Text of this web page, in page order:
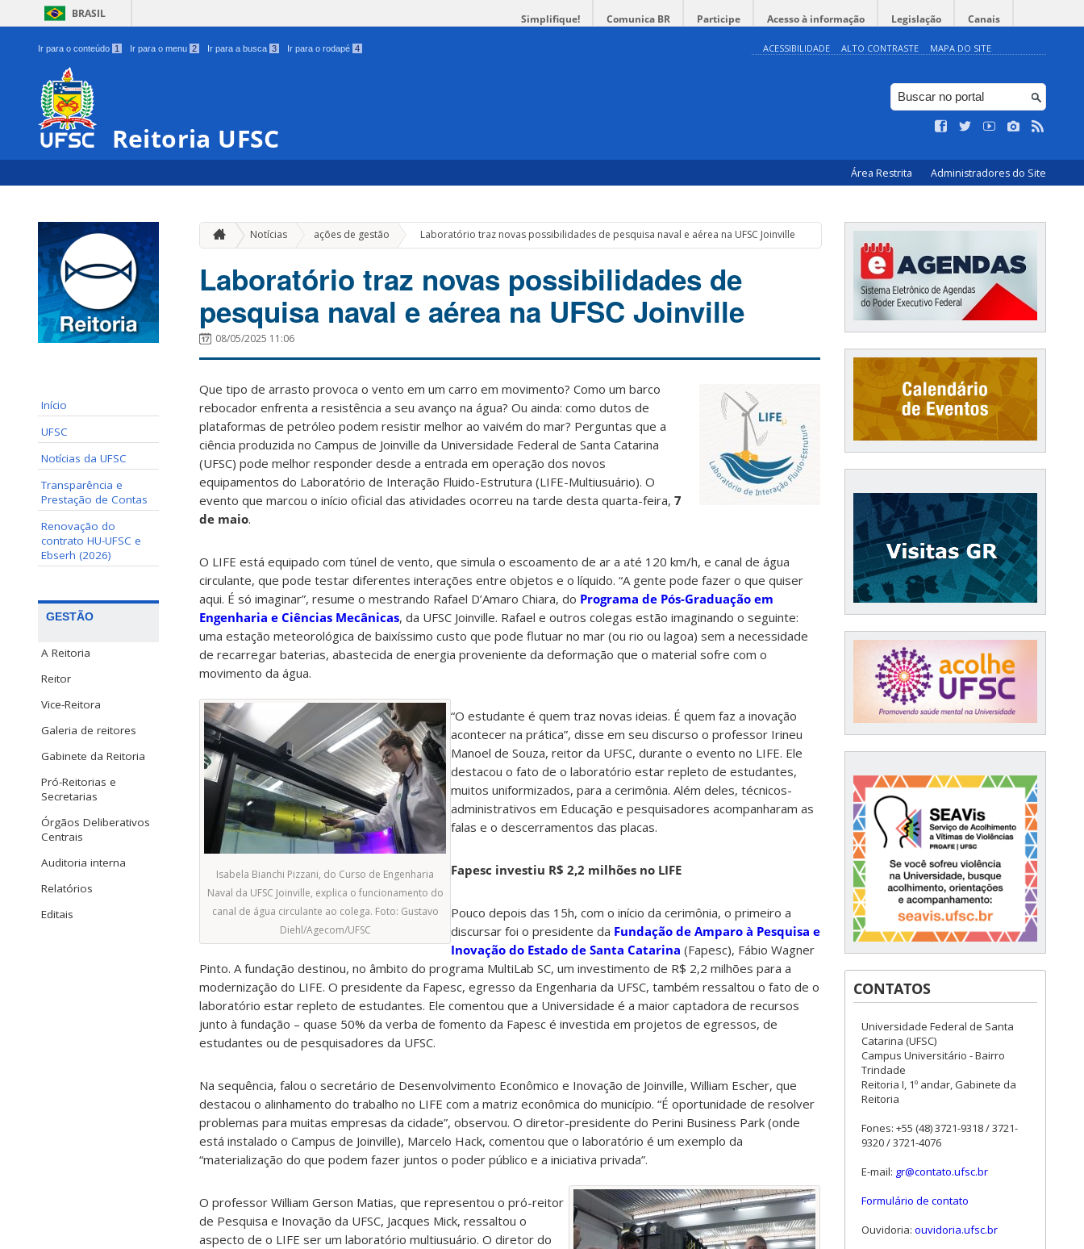
BRASIL Simplifique! Comunica BR Participe Acesso à informação Legislação Canais
Ir para o conteúdo 1 Ir para o menu 2 Ir para a busca 3 Ir para o rodapé 4 ACESSIBILIDADE ALTO CONTRASTE MAPA DO SITE
Reitoria UFSC
Área Restrita Administradores do Site
Início
UFSC
Notícias da UFSC
Transparência e
Prestação de Contas
Renovação do
contrato HU-UFSC e
Ebserh (2026)
GESTÃO
A Reitoria
Reitor
Vice-Reitora
Galeria de reitores
Gabinete da Reitoria
Pró-Reitorias e
Secretarias
Órgãos Deliberativos
Centrais
Auditoria interna
Relatórios
Editais
Notícias ações de gestão » Laboratório traz novas possibilidades de pesquisa naval e aérea na UFSC Joinville
Laboratório traz novas possibilidades de
pesquisa naval e aérea na UFSC Joinville
08/05/2025 11:06
Que tipo de arrasto provoca o vento em um carro em movimento? Como um barco
rebocador enfrenta a resistência a seu avanço na água? Ou ainda: como dutos de
plataformas de petróleo podem resistir melhor ao vaivém do mar? Perguntas que a
ciência produzida no Campus de Joinville da Universidade Federal de Santa Catarina
(UFSC) pode melhor responder desde a entrada em operação dos novos
equipamentos do Laboratório de Interação Fluido-Estrutura (LIFE-Multiusuário). O
evento que marcou o início oficial das atividades ocorreu na tarde desta quarta-feira, 7
de maio.
O LIFE está equipado com túnel de vento, que simula o escoamento de ar a até 120 km/h, e canal de água
circulante, que pode testar diferentes interações entre objetos e o líquido. “A gente pode fazer o que quiser
aqui. É só imaginar”, resume o mestrando Rafael D’Amaro Chiara, do Programa de Pós-Graduação em
Engenharia e Ciências Mecânicas, da UFSC Joinville. Rafael e outros colegas estão imaginando o seguinte:
uma estação meteorológica de baixíssimo custo que pode flutuar no mar (ou rio ou lagoa) sem a necessidade
de recarregar baterias, abastecida de energia proveniente da deformação que o material sofre com o
movimento da água.
Isabela Bianchi Pizzani, do Curso de Engenharia
Naval da UFSC Joinville, explica o funcionamento do
canal de água circulante ao colega. Foto: Gustavo
Diehl/Agecom/UFSC
“O estudante é quem traz novas ideias. É quem faz a inovação
acontecer na prática”, disse em seu discurso o professor Irineu
Manoel de Souza, reitor da UFSC, durante o evento no LIFE. Ele
destacou o fato de o laboratório estar repleto de estudantes,
muitos uniformizados, para a cerimônia. Além deles, técnicos-
administrativos em Educação e pesquisadores acompanharam as
falas e o descerramentos das placas.
Fapesc investiu R$ 2,2 milhões no LIFE
Pouco depois das 15h, com o início da cerimônia, o primeiro a
discursar foi o presidente da Fundação de Amparo à Pesquisa e
Inovação do Estado de Santa Catarina (Fapesc), Fábio Wagner
Pinto. A fundação destinou, no âmbito do programa MultiLab SC, um investimento de R$ 2,2 milhões para a
modernização do LIFE. O presidente da Fapesc, egresso da Engenharia da UFSC, também ressaltou o fato de o
laboratório estar repleto de estudantes. Ele comentou que a Universidade é a maior captadora de recursos
junto à fundação – quase 50% da verba de fomento da Fapesc é investida em projetos de egressos, de
estudantes ou de pesquisadores da UFSC.
Na sequência, falou o secretário de Desenvolvimento Econômico e Inovação de Joinville, William Escher, que
destacou o alinhamento do trabalho no LIFE com a matriz econômica do município. “É oportunidade de resolver
problemas para muitas empresas da cidade”, observou. O diretor-presidente do Perini Business Park (onde
está instalado o Campus de Joinville), Marcelo Hack, comentou que o laboratório é um exemplo da
“materialização do que podem fazer juntos o poder público e a iniciativa privada”.
O professor William Gerson Matias, que representou o pró-reitor
de Pesquisa e Inovação da UFSC, Jacques Mick, ressaltou o
aspecto de o LIFE ser um laboratório multiusuário. O diretor do
CONTATOS
Universidade Federal de Santa
Catarina (UFSC)
Campus Universitário - Bairro
Trindade
Reitoria I, 1º andar, Gabinete da
Reitoria
Fones: +55 (48) 3721-9318 / 3721-
9320 / 3721-4076
E-mail: gr@contato.ufsc.br
Formulário de contato
Ouvidoria: ouvidoria.ufsc.br